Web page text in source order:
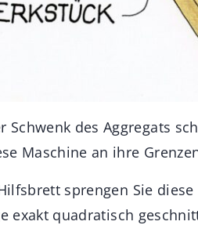
Schwenk des Aggregats
Maschine an ihre
sprengen Sie diese
exakt quadratisch